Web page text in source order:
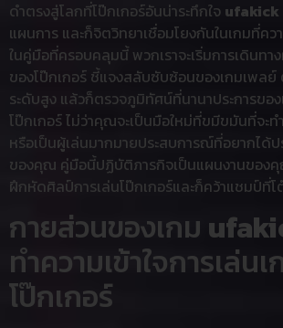
ดำตรงสู่โลกที่โป๊กเกอร์อันน่าระทึกใจ ufakick
แผนการ และก็จิตวิทยาเชื่อมโยงกันในเกมที่ค
ในคู่มือที่ครอบคลุมนี้ พวกเราจะเริ่มการเดินทา
ของโป๊กเกอร์ ชี้แจงสลับซับซ้อนของเกมเพลย์
ระดับสูง แล้วก็ตรวจภูมิทัศน์ที่นานาประการขอ
โป๊กเกอร์ ไม่ว่าคุณจะเป็นมือใหม่ที่ขมีขมันที่จะท
หรือเป็นผู้เล่นมากมายประสบการณ์ที่อยากได้
ของคุณ คู่มือนี้ปฏิบัติภารกิจเป็นแผนงานของ
ฝึกหัดศิลป์การเล่นโป๊กเกอร์และก็คว้าแชมป์ที่โ
กายส่วนของเกม
ทำความเข้าใจการเล่นเ
โป๊กเกอร์